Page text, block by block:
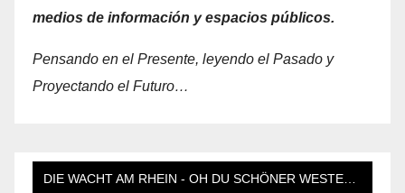
medios de información y espacios públicos.
Pensando en el Presente, leyendo el Pasado y
Proyectando el Futuro…